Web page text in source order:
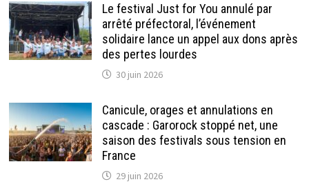
Le festival Just for You annulé par
arrêté préfectoral, l’événement
solidaire lance un appel aux dons après
des pertes lourdes
30 juin 2026
Canicule, orages et annulations en
cascade : Garorock stoppé net, une
saison des festivals sous tension en
France
29 juin 2026